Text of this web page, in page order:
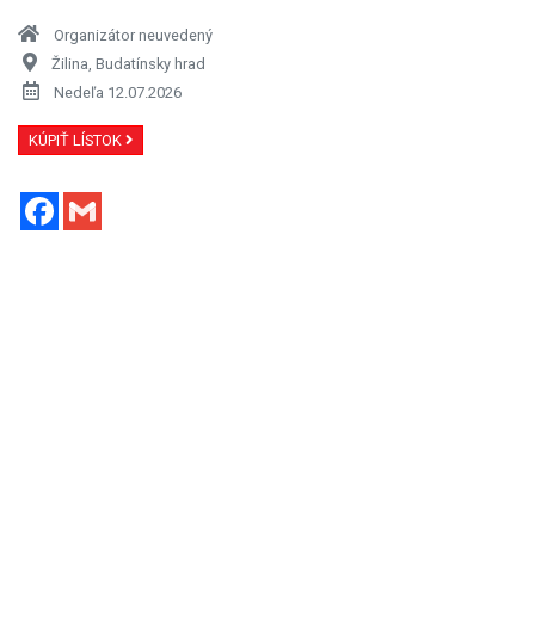
Organizátor neuvedený
Žilina, Budatínsky hrad
Nedeľa 12.07.2026
KÚPIŤ LÍSTOK
Facebook